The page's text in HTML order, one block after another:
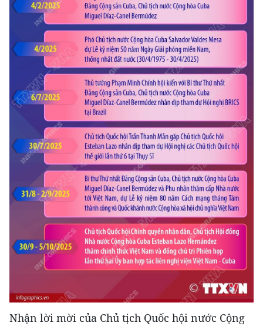
Nhận lời mời của Chủ tịch Quốc hội nước Cộng